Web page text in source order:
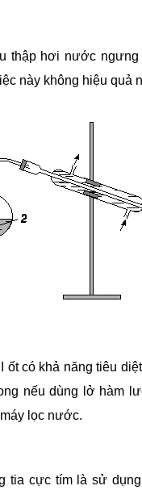
thập hơi nước
này không hiệu
có khả năng tiêu
nếu dùng lở hàm
lọc nước.
tia cực tím là sử